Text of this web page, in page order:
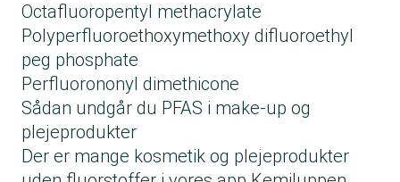
Octafluoropentyl methacrylate
Polyperfluoroethoxymethoxy difluoroethyl
peg phosphate
Perfluorononyl dimethicone
Sådan undgår du PFAS i make-up og
plejeprodukter
Der er mange kosmetik og plejeprodukter